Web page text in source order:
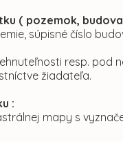
( pozemok,
súpisné číslo
resp. pod
žiadateľa.
:
mapy s